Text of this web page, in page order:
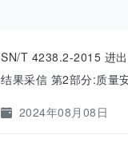
SN/T 4238.2-2015 进
结果采信 第2部分:质量
2024年08月08日